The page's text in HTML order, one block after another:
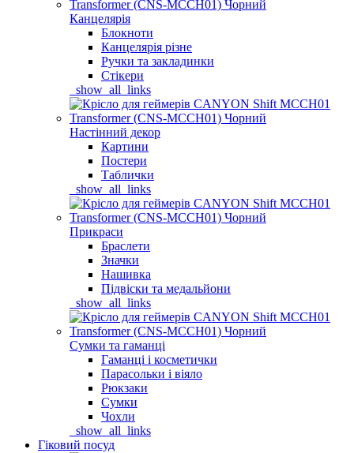
Канцелярія
Блокноти
Канцелярія різне
Ручки та закладинки
Стікери
_show_all_links
Настінний декор
Картини
Постери
Таблички
_show_all_links
Прикраси
Браслети
Значки
Нашивка
Підвіски та медальйони
_show_all_links
Сумки та гаманці
Гаманці і косметички
Парасольки і віяло
Рюкзаки
Сумки
Чохли
_show_all_links
Гіковий посуд